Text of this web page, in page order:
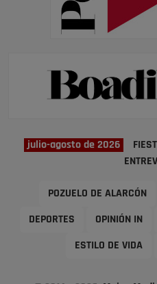
julio-agosto de 2026
POZUELO DE ALARCÓN
DEPORTES OPINIÓN IN
ESTILO DE VIDA